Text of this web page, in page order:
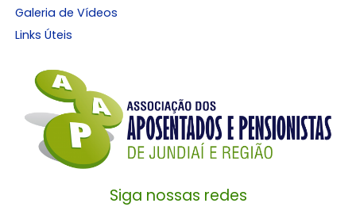
Galeria de Vídeos
Links Úteis
Siga nossas redes